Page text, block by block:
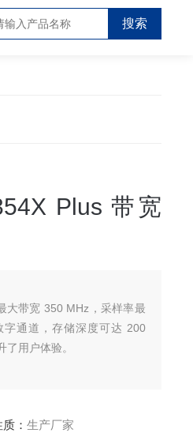
Plus 带宽
大带宽 350 MHz，采样率最
通道，存储深度可达 200
用户体验。
质：生产厂家